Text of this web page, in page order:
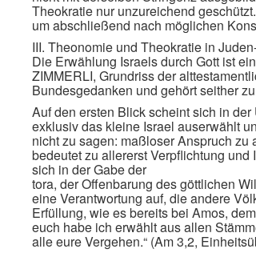
Theokratie nur unzureichend
um abschließend nach möglichen
III. Theonomie und Theokratie in
Die Erwählung Israels durch Gott ist
ZIMMERLI, Grundriss der
Bundesgedanken und gehört seither
Auf den ersten Blick scheint sich in
exklusiv das kleine Israel auserwählt
nicht zu sagen: maßloser Anspruch
bedeutet zu allererst Verpflichtung
sich in der Gabe der
tora, der Offenbarung des göttlichen
eine Verantwortung auf, die andere
Erfüllung, wie es bereits bei Amos,
euch habe ich erwählt aus allen
alle eure Vergehen.“ (Am 3,2,